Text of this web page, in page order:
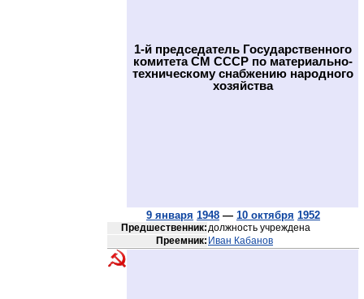
1-й председатель Государственного
комитета СМ СССР по материально-
техническому снабжению народного
хозяйства
9 января 1948 — 10 октября 1952
Предшественник:должность учреждена
Преемник: Иван Кабанов